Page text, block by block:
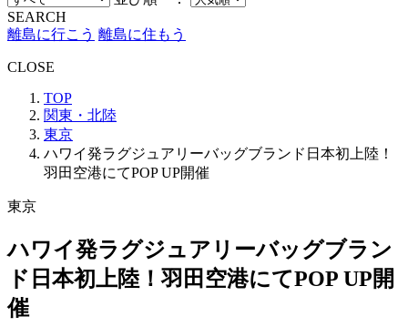
SEARCH
離島に行こう 離島に住もう
CLOSE
TOP
関東・北陸
東京
ハワイ発ラグジュアリーバッグブランド日本初上陸！
羽田空港にてPOP UP開催
東京
ハワイ発ラグジュアリーバッグブラン
ド日本初上陸！羽田空港にてPOP UP開
催